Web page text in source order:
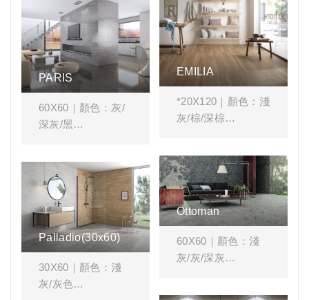
古 #客廳 #廚房 #中
庭
空間風格搭配：#客
廳 #餐廳 #中庭 #復
古 有 #階梯磚
PARIS
60X60｜顏色：灰/
深灰/黑
廳 #廚房 #餐廳 #商
業空間 #石紋 #白色
系 #灰色系
EMILIA
*20X120｜顏色：淺
灰/棕/深棕
紋 #客廳 #書房 #臥
房 #商業空間
Ottoman
60X60｜顏色：淺
灰/灰/深灰
Palladio(30x60)
30X60｜顏色：淺
灰/灰色